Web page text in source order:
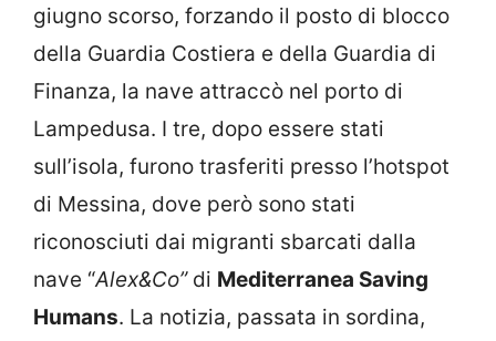
giugno scorso, forzando il posto di blocco
della Guardia Costiera e della Guardia di
Finanza, la nave attraccò nel porto di
Lampedusa. I tre, dopo essere stati
sull’isola, furono trasferiti presso l’hotspot
di Messina, dove però sono stati
riconosciuti dai migranti sbarcati dalla
nave “Alex&Co”di Mediterranea Saving
Humans. La notizia, passata in sordina,